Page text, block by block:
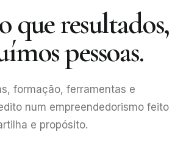
que resultados,
pessoas.
formação, ferramentas e
num empreendedorismo feito
e propósito.